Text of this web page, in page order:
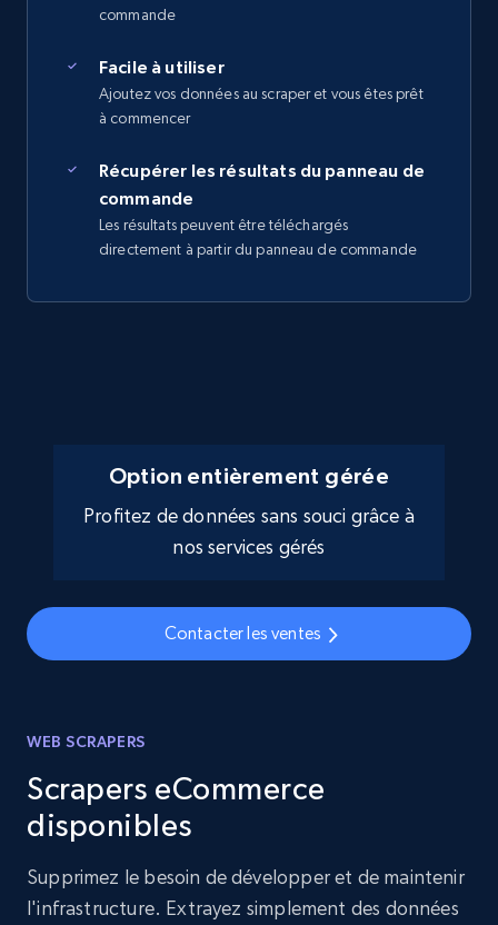
commande
Facile à utiliser
Ajoutez vos données au scraper et vous êtes prêt
à commencer
Récupérer les résultats du panneau de
commande
Les résultats peuvent être téléchargés
directement à partir du panneau de commande
Option entièrement gérée
Profitez de données sans souci grâce à
nos services gérés
Contacter les ventes
WEB SCRAPERS
Scrapers eCommerce
disponibles
Supprimez le besoin de développer et de maintenir
l'infrastructure. Extrayez simplement des données